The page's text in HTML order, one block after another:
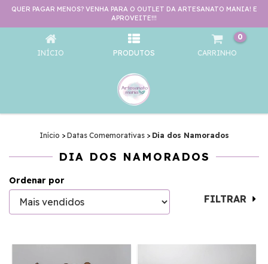
QUER PAGAR MENOS? VENHA PARA O OUTLET DA ARTESANATO MANIA! E
APROVEITE!!!
DIA DOS NAMORADOS
INÍCIO PRODUTOS CARRINHO
0
Início > Datas Comemorativas > Dia dos Namorados
DIA DOS NAMORADOS
Ordenar por
FILTRAR